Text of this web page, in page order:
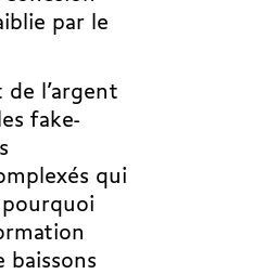
par le
l’argent
fake-
qui
pourquoi
baissons